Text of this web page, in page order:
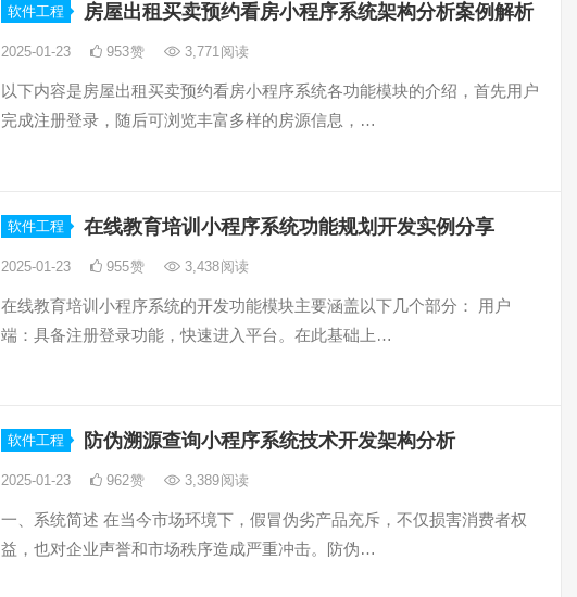
软件工程 房屋出租买卖预约看房小程序系统架构分析案例解析
2025-01-23 953赞 3,771阅读
以下内容是房屋出租买卖预约看房小程序系统各功能模块的介绍，首先用户
完成注册登录，随后可浏览丰富多样的房源信息，…
软件工程 在线教育培训小程序系统功能规划开发实例分享
2025-01-23 955赞 3,438阅读
在线教育培训小程序系统的开发功能模块主要涵盖以下几个部分： 用户
端：具备注册登录功能，快速进入平台。在此基础上…
软件工程 防伪溯源查询小程序系统技术开发架构分析
2025-01-23 962赞 3,389阅读
一、系统简述 在当今市场环境下，假冒伪劣产品充斥，不仅损害消费者权
益，也对企业声誉和市场秩序造成严重冲击。防伪…